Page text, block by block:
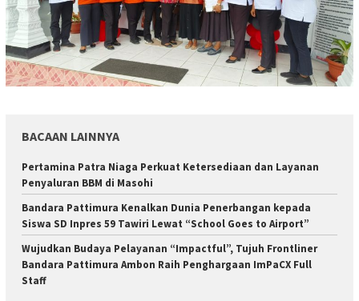
BACAAN LAINNYA
Pertamina Patra Niaga Perkuat Ketersediaan dan Layanan
Penyaluran BBM di Masohi
Bandara Pattimura Kenalkan Dunia Penerbangan kepada
Siswa SD Inpres 59 Tawiri Lewat “School Goes to Airport”
Wujudkan Budaya Pelayanan “Impactful”, Tujuh Frontliner
Bandara Pattimura Ambon Raih Penghargaan ImPaCX Full
Staff